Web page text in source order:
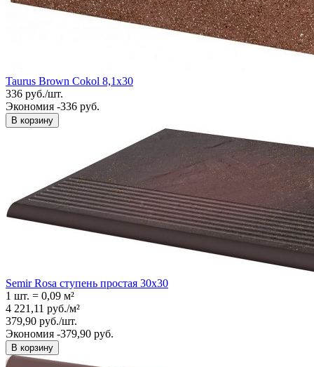
Taurus Brown Cokol 8,1x30
336 руб./шт.
Экономия -336 руб.
В корзину
Semir Rosa ступень простая 30x30
1 шт. = 0,09 м²
4 221,11 руб./м²
379,90 руб./шт.
Экономия -379,90 руб.
В корзину